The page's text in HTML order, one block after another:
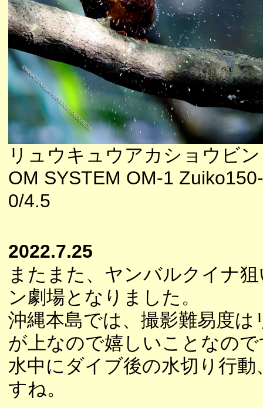
リュウキュウアカショウビン
OM SYSTEM OM-1
0/4.5
2022.7.25
またまた、ヤンバルクイナ
ン劇場となりました。
沖縄本島では、撮影難易度
が上なので嬉しいことなの
水中にダイブ後の水切り行
すね。